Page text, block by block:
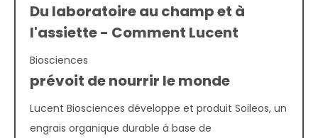
Du laboratoire au champ et à
l'assiette - Comment Lucent
Biosciences
prévoit de nourrir le monde
Lucent Biosciences développe et produit Soileos, un
engrais organique durable à base de